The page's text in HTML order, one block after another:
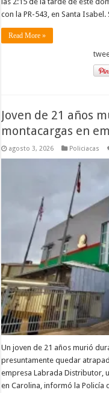
con la PR-543, en Santa
Read More »
Joven de 21 años
montacargas en
agosto 3, 2026 Policiacas
Un joven de 21 años murió
presuntamente quedar
empresa Labrada Distributor,
en Carolina, informó la Policía